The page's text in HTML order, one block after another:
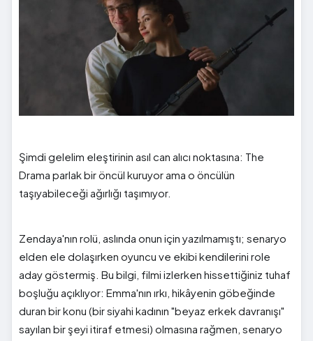
Şimdi gelelim eleştirinin asıl can alıcı noktasına: The
Drama parlak bir öncül kuruyor ama o öncülün
taşıyabileceği ağırlığı taşımıyor.
Zendaya'nın rolü, aslında onun için yazılmamıştı; senaryo
elden ele dolaşırken oyuncu ve ekibi kendilerini role
aday göstermiş. Bu bilgi, filmi izlerken hissettiğiniz tuhaf
boşluğu açıklıyor: Emma'nın ırkı, hikâyenin göbeğinde
duran bir konu (bir siyahi kadının "beyaz erkek davranışı"
sayılan bir şeyi itiraf etmesi) olmasına rağmen, senaryo